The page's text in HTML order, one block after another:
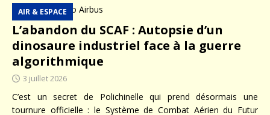
L’abandon du SCAF : Autopsie d’un
dinosaure industriel face à la guerre
algorithmique
AIR & ESPACE
3 juillet 2026
C’est un secret de Polichinelle qui prend désormais une
tournure officielle : le Système de Combat Aérien du Futur